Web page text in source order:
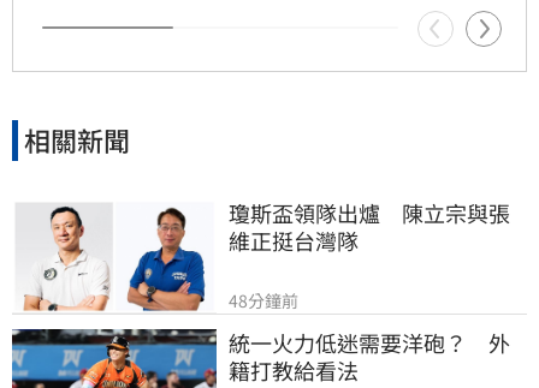
相關新聞
瓊斯盃領隊出爐　陳立宗與張
維正挺台灣隊
48分鐘前
統一火力低迷需要洋砲？　外
籍打教給看法